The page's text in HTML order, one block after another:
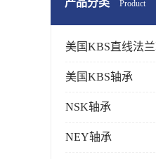
产品分类 Product
美国KBS直线法
美国KBS轴承
NSK轴承
NEY轴承